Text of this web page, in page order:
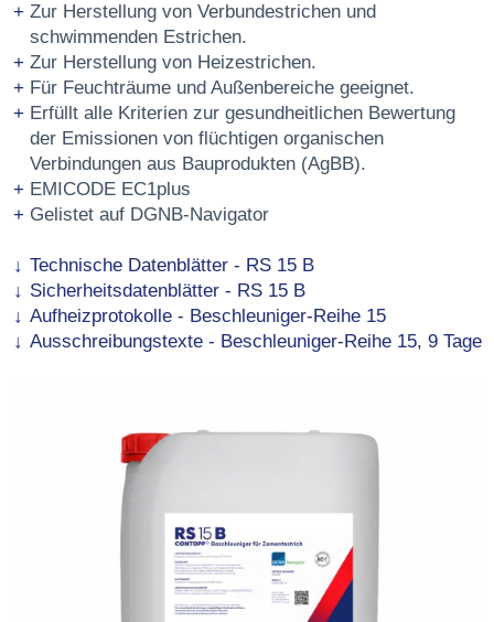
Zur Herstellung von Verbundestrichen und
schwimmenden Estrichen.
Zur Herstellung von Heizestrichen.
Für Feuchträume und Außenbereiche geeignet.
Erfüllt alle Kriterien zur gesundheitlichen Bewertung
der Emissionen von flüchtigen organischen
Verbindungen aus Bauprodukten (AgBB).
EMICODE EC1plus
Gelistet auf DGNB-Navigator
Technische Datenblätter - RS 15 B
Sicherheitsdatenblätter - RS 15 B
Aufheizprotokolle - Beschleuniger-Reihe 15
Ausschreibungstexte - Beschleuniger-Reihe 15, 9 Tage